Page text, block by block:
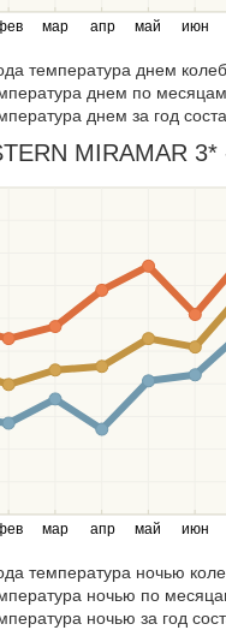
мар апр май июн
температура днем
днем по месяцам
днем за год
MIRAMAR
мар апр май июн
температура ночью
ночью по
ночью за год